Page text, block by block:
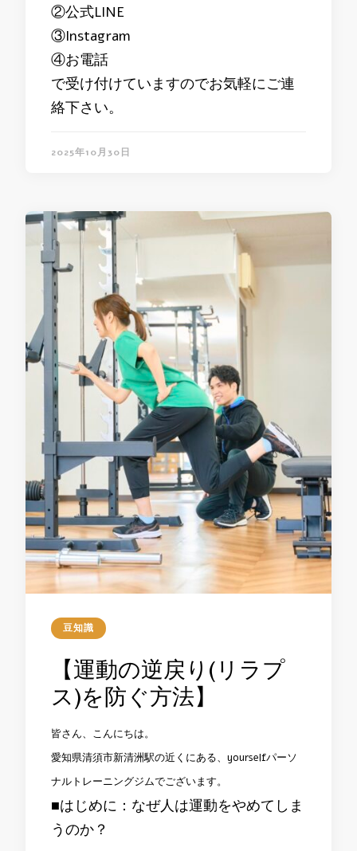
②公式LINE
③Instagram
④お電話
で受け付けていますのでお気軽にご連
絡下さい。
2025年10月30日
豆知識
【運動の逆戻り(リラプ
ス)を防ぐ方法】
皆さん、こんにちは。
愛知県清須市新清洲駅の近くにある、yourselfパーソ
ナルトレーニングジムでございます。
■はじめに：なぜ人は運動をやめてしま
うのか？